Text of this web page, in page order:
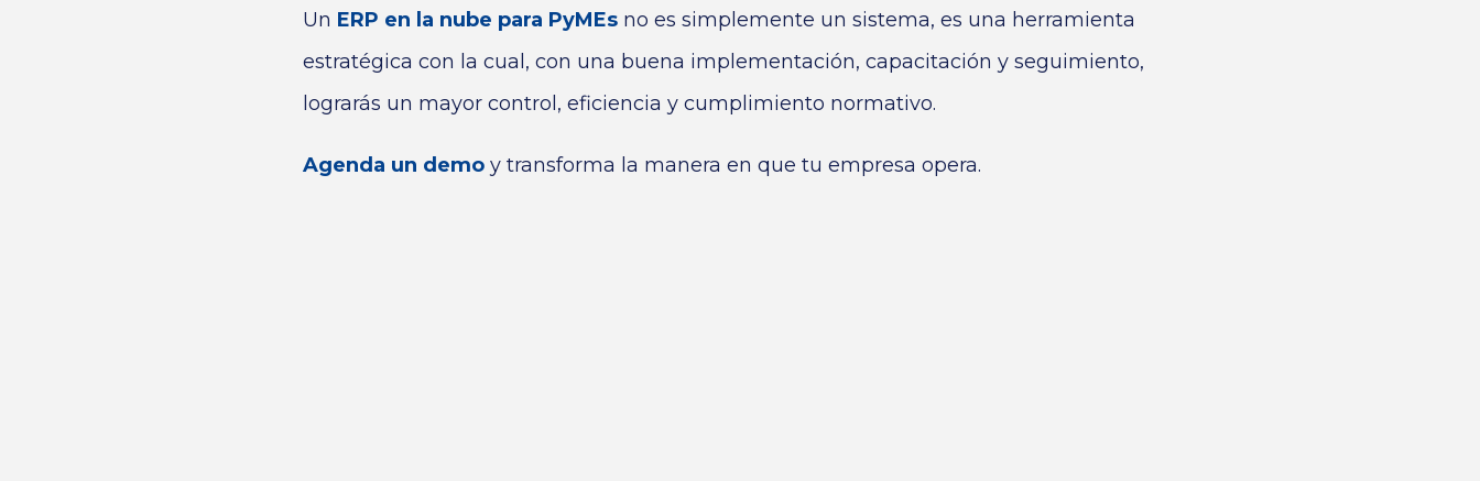
Un ERP en la nube para PyMEs no es simplemente un sistema, es una herramienta
estratégica con la cual, con una buena implementación, capacitación y seguimiento,
lograrás un mayor control, eficiencia y cumplimiento normativo.
Agenda un demo y transforma la manera en que tu empresa opera.